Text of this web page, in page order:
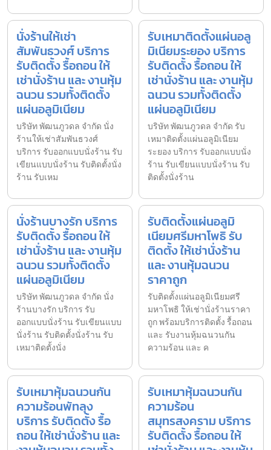
นั่งร้านให้เช่า
สัมพันธวงศ์ บริการ
รับติดตั้ง รื้อถอน ให้
เช่านั่งร้าน และ งานหุ้ม
ฉนวน รวมทั้งติดตั้ง
แผ่นอลูมิเนียม
บริษัท พัฒนภูวดล จำกัด นั่ง
ร้านให้เช่าสัมพันธวงศ์
บริการ รับออกแบบนั่งร้าน รับ
เขียนแบบนั่งร้าน รับติดตั้งนั่ง
ร้าน รับเหม
รับเหมาติดตั้งแผ่นอลู
มิเนียมระยอง บริการ
รับติดตั้ง รื้อถอน ให้
เช่านั่งร้าน และ งานหุ้ม
ฉนวน รวมทั้งติดตั้ง
แผ่นอลูมิเนียม
บริษัท พัฒนภูวดล จำกัด รับ
เหมาติดตั้งแผ่นอลูมิเนียม
ระยอง บริการ รับออกแบบนั่ง
ร้าน รับเขียนแบบนั่งร้าน รับ
ติดตั้งนั่งร้าน
นั่งร้านบางรัก บริการ
รับติดตั้ง รื้อถอน ให้
เช่านั่งร้าน และ งานหุ้ม
ฉนวน รวมทั้งติดตั้ง
แผ่นอลูมิเนียม
บริษัท พัฒนภูวดล จำกัด นั่ง
ร้านบางรัก บริการ รับ
ออกแบบนั่งร้าน รับเขียนแบบ
นั่งร้าน รับติดตั้งนั่งร้าน รับ
เหมาติดตั้งนั่ง
รับติดตั้งแผ่นอลูมิ
เนียมศรีมหาโพธิ รับ
ติดตั้ง ให้เช่านั่งร้าน
และ งานหุ้มฉนวน
ราคาถูก
รับติดตั้งแผ่นอลูมิเนียมศรี
มหาโพธิ ให้เช่านั่งร้านราคา
ถูก พร้อมบริการติดตั้ง รื้อถอน
และ รับงานหุ้มฉนวนกัน
ความร้อน และ ค
รับเหมาหุ้มฉนวนกัน
ความร้อนพัทลุง
บริการ รับติดตั้ง รื้อ
ถอน ให้เช่านั่งร้าน และ
รับเหมาหุ้มฉนวนกัน
ความร้อน
สมุทรสงคราม บริการ
รับติดตั้ง รื้อถอน ให้